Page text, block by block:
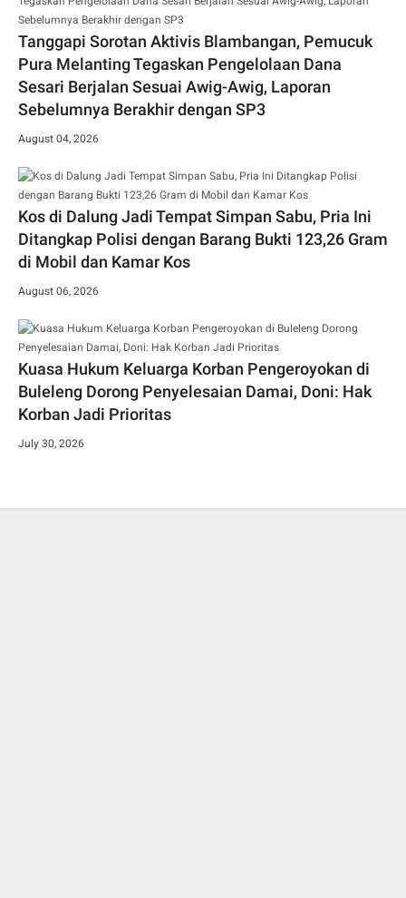
Tanggapi Sorotan Aktivis Blambangan, Pemucuk
Pura Melanting Tegaskan Pengelolaan Dana
Sesari Berjalan Sesuai Awig-Awig, Laporan
Sebelumnya Berakhir dengan SP3
August 04, 2026
Kos di Dalung Jadi Tempat Simpan Sabu, Pria Ini
Ditangkap Polisi dengan Barang Bukti 123,26 Gram
di Mobil dan Kamar Kos
August 06, 2026
Kuasa Hukum Keluarga Korban Pengeroyokan di
Buleleng Dorong Penyelesaian Damai, Doni: Hak
Korban Jadi Prioritas
July 30, 2026